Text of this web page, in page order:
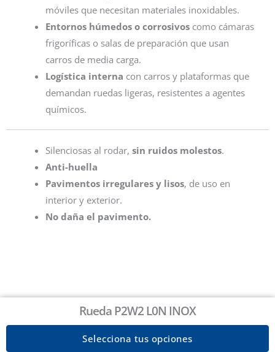
móviles que necesitan materiales inoxidables.
Entornos húmedos o corrosivoscomo cámaras
frigoríficas o salas de preparación que usan
carros de media carga.
Logística interna con carros y plataformas que
demandan ruedas ligeras, resistentes a agentes
químicos.
Silenciosas al rodar, sin ruidos molestos.
Anti-huella
Pavimentos irregulares y lisos, de uso en
interior y exterior.
No daña el pavimento.
Rueda P2W2 L0N INOX
Selecciona tus opciones